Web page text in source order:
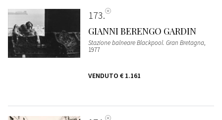
173
GIANNI BERENGO GARDIN
Stazione balneare Blackpool. Gran Bretagna,
1977
VENDUTO € 1.161